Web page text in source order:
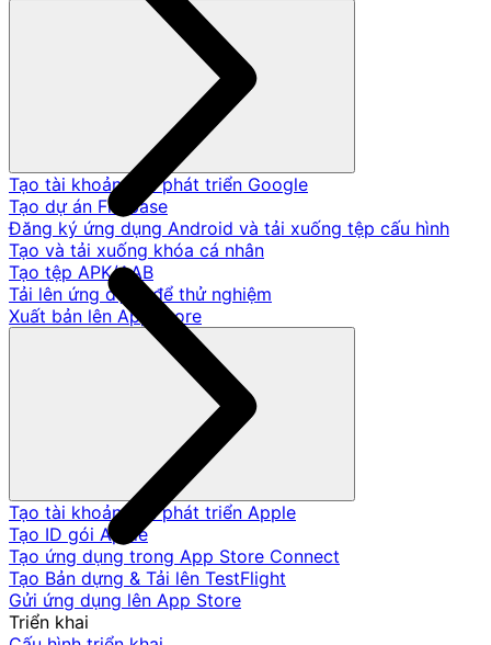
Tạo tài khoản nhà phát triển Google
Tạo dự án Firebase
Đăng ký ứng dụng Android và tải xuống tệp cấu hình
Tạo và tải xuống khóa cá nhân
Tạo tệp APK/AAB
Tải lên ứng dụng để thử nghiệm
Xuất bản lên App Store
Tạo tài khoản nhà phát triển Apple
Tạo ID gói Apple
Tạo ứng dụng trong App Store Connect
Tạo Bản dựng & Tải lên TestFlight
Gửi ứng dụng lên App Store
Triển khai